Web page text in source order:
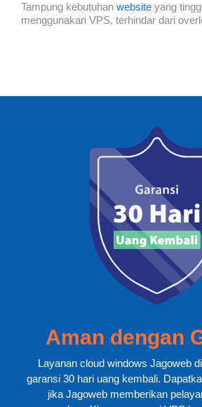
Tampung kebutuhan website yang
menggunakan VPS, terhindar dari
Aman dengan
Layanan cloud windows Jagoweb
garansi 30 hari uang kembali.
jika Jagoweb memberikan